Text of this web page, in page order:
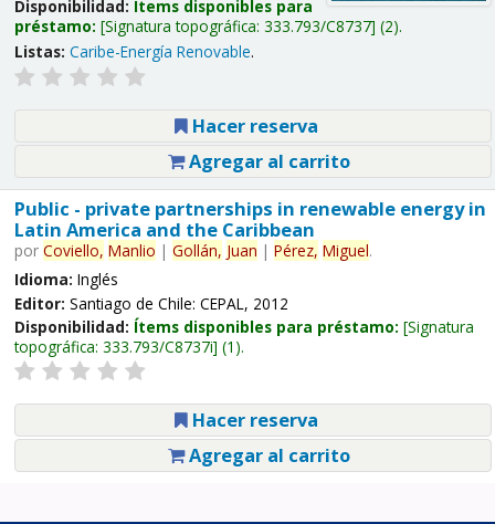
Disponibilidad: Ítems disponibles para
préstamo: Signatura topográfica: 333.793/C8737 (2).
Listas: Caribe-Energía Renovable.
Hacer reserva
Agregar al carrito
Public - private partnerships in renewable energy in
Latin America and the Caribbean
por Coviello, Manlio | Gollán, Juan | Pérez, Miguel.
Idioma: Inglés
Editor: Santiago de Chile: CEPAL, 2012
Disponibilidad: Ítems disponibles para préstamo: Signatura
topográfica: 333.793/C8737i (1).
Hacer reserva
Agregar al carrito